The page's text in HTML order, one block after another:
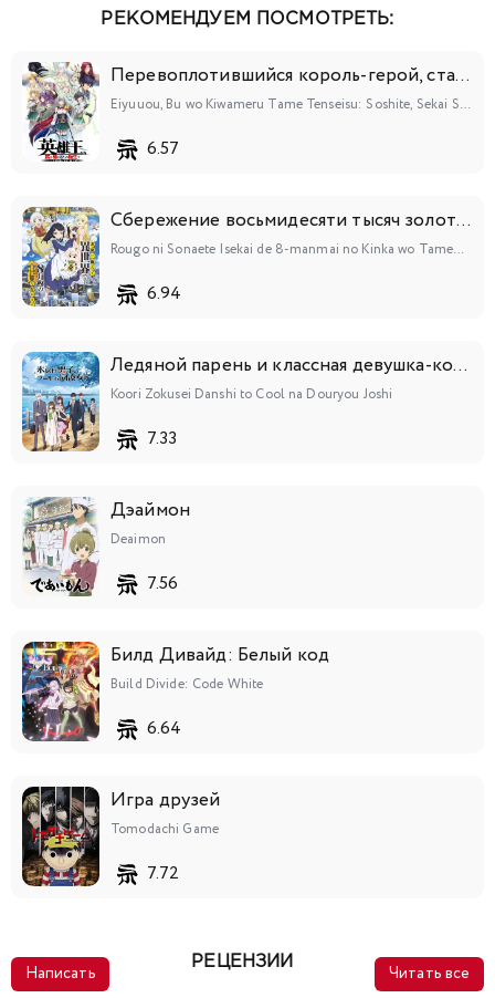
РЕКОМЕНДУЕМ ПОСМОТРЕТЬ:
Перевоплотившийся король-герой, ставший самой сильной ученицей рыцаря
Eiyuuou, Bu wo Kiwameru Tame Tenseisu: Soshite, Sekai Saikyou no Minarai Kishi♀
6.57
Сбережение восьмидесяти тысяч золотых монет в другом мире к моей старости
Rougo ni Sonaete Isekai de 8-manmai no Kinka wo Tamemasu
6.94
Ледяной парень и классная девушка-коллега
Koori Zokusei Danshi to Cool na Douryou Joshi
7.33
Дэаймон
Deaimon
7.56
Билд Дивайд: Белый код
Build Divide: Code White
6.64
Игра друзей
Tomodachi Game
7.72
Написать
РЕЦЕНЗИИ
Читать все